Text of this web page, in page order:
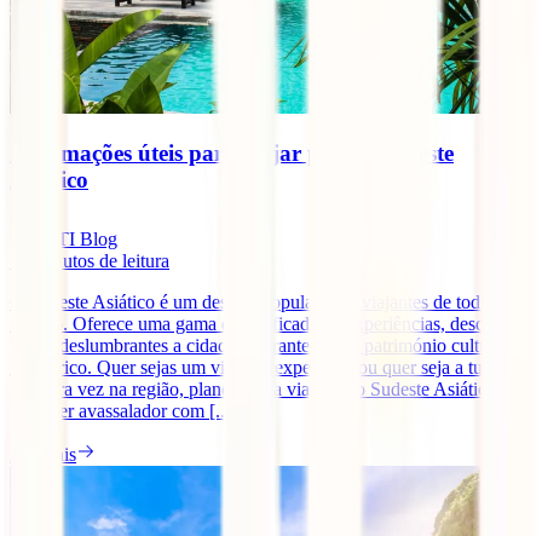
Informações úteis para viajar para o Sudeste
Asiático
IATI Blog
minutos de leitura
O Sudeste Asiático é um destino popular para viajantes de todo o
mundo. Oferece uma gama diversificada de experiências, desde
praias deslumbrantes a cidades vibrantes e um património cultural
muito rico. Quer sejas um viajante experiente ou quer seja a tua
primeira vez na região, planear uma viagem ao Sudeste Asiático
pode ser avassalador com [...]
Ler mais